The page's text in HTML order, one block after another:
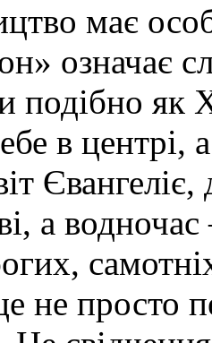
має
означає
подібно як
в
а
не просто